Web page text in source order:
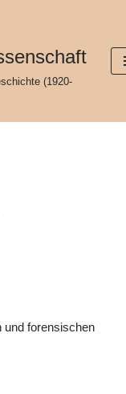
(1920-
und forensischen